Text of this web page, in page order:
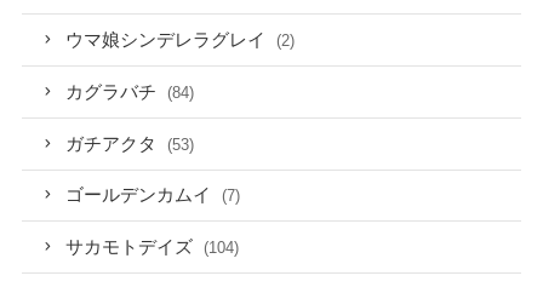
ウマ娘シンデレラグレイ (2)
カグラバチ (84)
ガチアクタ (53)
ゴールデンカムイ (7)
サカモトデイズ (104)